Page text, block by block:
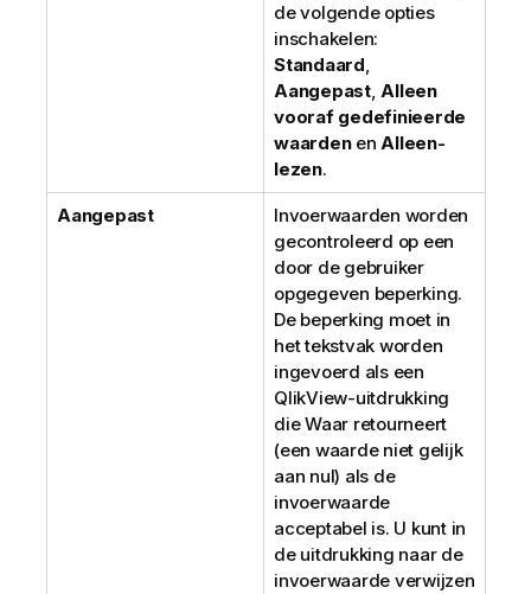
de volgende opties
inschakelen:
Standaard,
Aangepast,Alleen
vooraf gedefinieerde
waardenenAlleen-
lezen.
Aangepast
Invoerwaarden worden
gecontroleerd op een
door de gebruiker
opgegeven beperking.
De beperking moet in
het tekstvak worden
ingevoerd als een
QlikView-uitdrukking
die Waar retourneert
(een waarde niet gelijk
aan nul) als de
invoerwaarde
acceptabel is. U kunt in
de uitdrukking naar de
invoerwaarde verwijzen